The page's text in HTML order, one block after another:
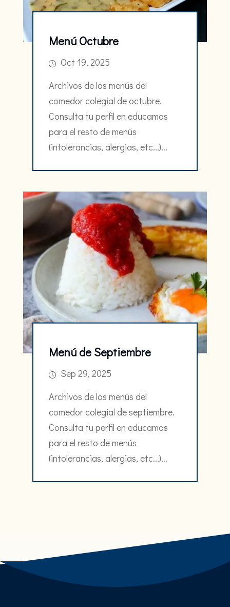
Menú Octubre
Oct 19, 2025
Archivos de los menús del
comedor colegial de octubre.
Consulta tu perfil en educamos
para el resto de menús
(intolerancias, alergias, etc...)...
Menú de Septiembre
Sep 29, 2025
Archivos de los menús del
comedor colegial de septiembre.
Consulta tu perfil en educamos
para el resto de menús
(intolerancias, alergias, etc...)...